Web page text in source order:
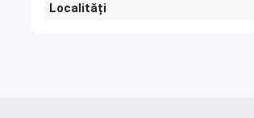
Localități